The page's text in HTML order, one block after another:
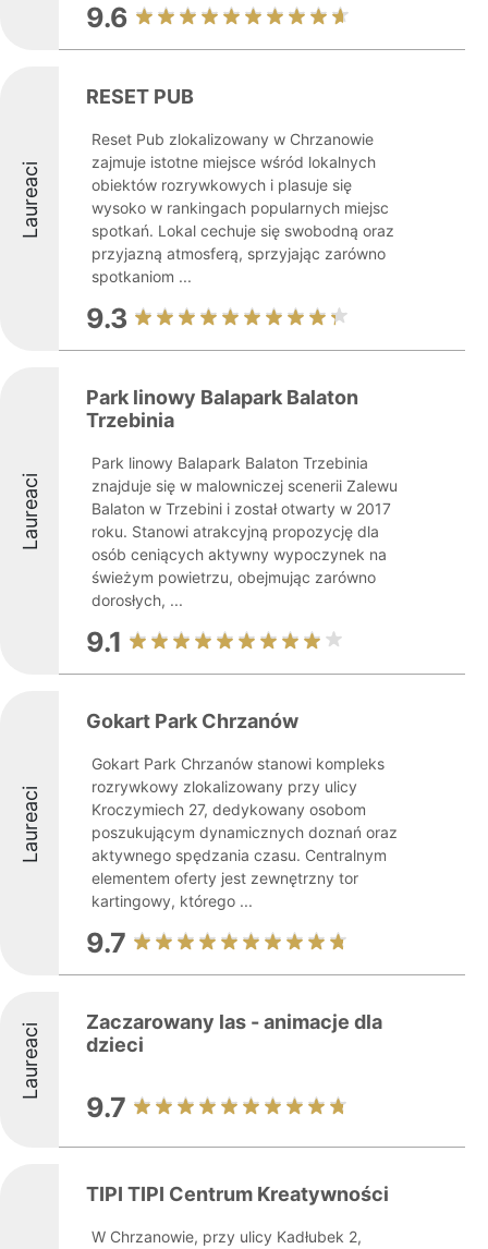
9.6
Laureaci
RESET PUB
Reset Pub zlokalizowany w Chrzanowie
zajmuje istotne miejsce wśród lokalnych
obiektów rozrywkowych i plasuje się
wysoko w rankingach popularnych miejsc
spotkań. Lokal cechuje się swobodną oraz
przyjazną atmosferą, sprzyjając zarówno
spotkaniom ...
9.3
Laureaci
Park linowy Balapark Balaton
Trzebinia
Park linowy Balapark Balaton Trzebinia
znajduje się w malowniczej scenerii Zalewu
Balaton w Trzebini i został otwarty w 2017
roku. Stanowi atrakcyjną propozycję dla
osób ceniących aktywny wypoczynek na
świeżym powietrzu, obejmując zarówno
dorosłych, ...
9.1
Laureaci
Gokart Park Chrzanów
Gokart Park Chrzanów stanowi kompleks
rozrywkowy zlokalizowany przy ulicy
Kroczymiech 27, dedykowany osobom
poszukującym dynamicznych doznań oraz
aktywnego spędzania czasu. Centralnym
elementem oferty jest zewnętrzny tor
kartingowy, którego ...
9.7
Laureaci
Zaczarowany las - animacje dla
dzieci
9.7
TIPI TIPI Centrum Kreatywności
W Chrzanowie, przy ulicy Kadłubek 2,